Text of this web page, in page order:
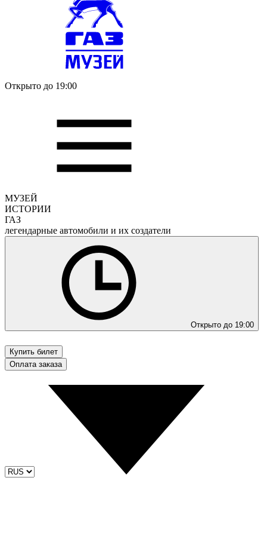
Открыто до 19:00
МУЗЕЙ
ИСТОРИИ
ГАЗ
легендарные автомобили и их создатели
Открыто до 19:00
Купить билет
Оплата заказа